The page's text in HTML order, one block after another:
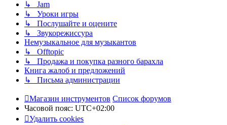
↳ Jam
↳ Уроки игры
↳ Послушайте и оцените
↳ Звукорежиссура
Немузыкальное для музыкантов
↳ Offtopic
↳ Продажа и покупка разного барахла
Книга жалоб и предложений
↳ Письма администрации
Магазин инструментов Список форумов
Часовой пояс: UTC+02:00
Удалить cookies